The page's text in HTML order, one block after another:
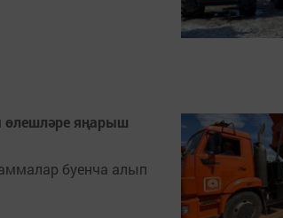
өлешләре яңарыш
буенча алып